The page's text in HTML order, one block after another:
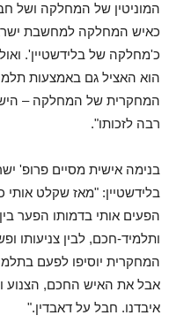
המוניטין של המחלקה ושל
כאיש המחלקה למחשבת
כ'מחלקה של בלידשטיין'.
הוא האציל גם באמצעות
המחקרית של המחלקה –
רבה לזכותו"
.
בנימה אישית מסיים פרופ'
בלידשטיין: "מאז שקלט
הפעים אותי בדמותו הפער
ותלמיד-חכם, לבין צניעותו
המחקרית יוסיפו לפעם
אבל את האיש החכם, הצנוע
איבדנו. חבל על דאבדין".